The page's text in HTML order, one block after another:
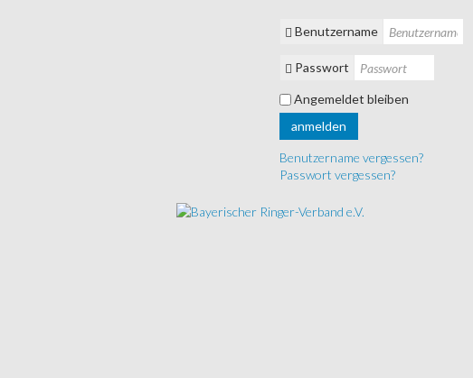
Benutzername
Passwort
Angemeldet bleiben
anmelden
Benutzername vergessen?
Passwort vergessen?